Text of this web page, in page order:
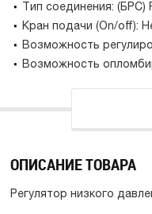
Тип соединения: (БРС)
Кран подачи (On/off):
Возможность
Возможность
ОПИСАНИЕ ТОВАРА
Регулятор низкого